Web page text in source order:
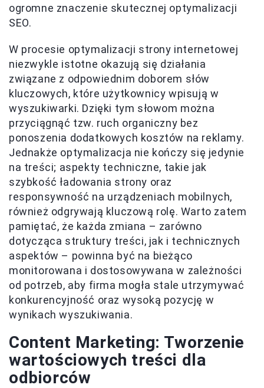
ogromne znaczenie skutecznej optymalizacji
SEO.
W procesie optymalizacji strony internetowej
niezwykle istotne okazują się działania
związane z odpowiednim doborem słów
kluczowych, które użytkownicy wpisują w
wyszukiwarki. Dzięki tym słowom można
przyciągnąć tzw. ruch organiczny bez
ponoszenia dodatkowych kosztów na reklamy.
Jednakże optymalizacja nie kończy się jedynie
na treści; aspekty techniczne, takie jak
szybkość ładowania strony oraz
responsywność na urządzeniach mobilnych,
również odgrywają kluczową rolę. Warto zatem
pamiętać, że każda zmiana – zarówno
dotycząca struktury treści, jak i technicznych
aspektów – powinna być na bieżąco
monitorowana i dostosowywana w zależności
od potrzeb, aby firma mogła stale utrzymywać
konkurencyjność oraz wysoką pozycję w
wynikach wyszukiwania.
Content Marketing: Tworzenie
wartościowych treści dla
odbiorców